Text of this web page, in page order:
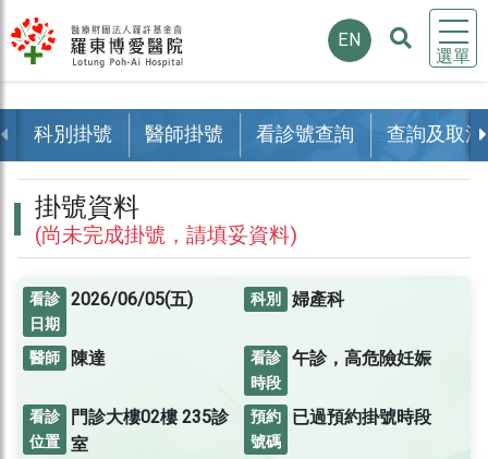
選單
EN
科別掛號 醫師掛號 看診號查詢 查詢及取消
掛號資料
(尚未完成掛號，請填妥資料)
看診
日期
2026/06/05(五) 科別 婦產科
醫師 陳達
看診
時段
午診，高危險妊娠
看診
位置
門診大樓02樓235診
室
預約
號碼
已過預約掛號時段